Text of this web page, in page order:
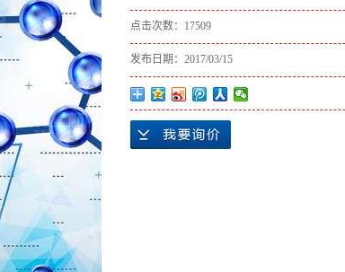
点击次数： 17509
发布日期： 2017/03/15